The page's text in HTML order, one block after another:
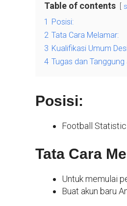
Table of contents
1
Posisi:
2 Tata Cara Melamar:
3 Kualifikasi Umum
4 Tugas dan
Posisi:
Football
Tata Cara
Untuk memulai
Buat akun baru